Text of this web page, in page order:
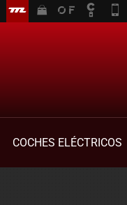
COCHES ELÉCTRICOS